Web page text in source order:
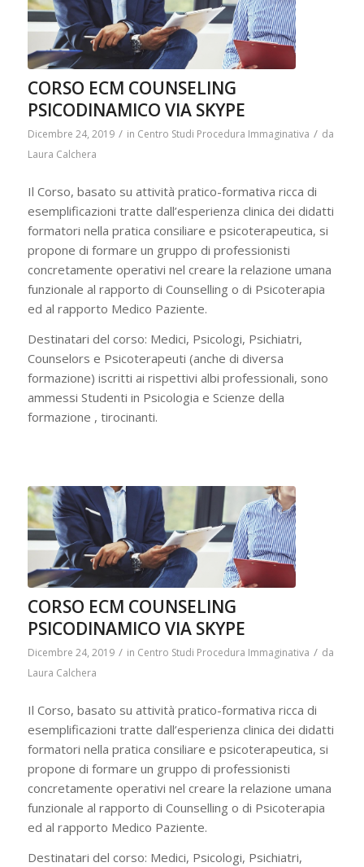
CORSO ECM COUNSELING
PSICODINAMICO VIA SKYPE
Dicembre 24, 2019 / in Centro Studi Procedura Immaginativa / da
Laura Calchera
Il Corso, basato su attività pratico-formativa ricca di
esemplificazioni tratte dall’esperienza clinica dei didatti
formatori nella pratica consiliare e psicoterapeutica, si
propone di formare un gruppo di professionisti
concretamente operativi nel creare la relazione umana
funzionale al rapporto di Counselling o di Psicoterapia
ed al rapporto Medico Paziente.
Destinatari del corso: Medici, Psicologi, Psichiatri,
Counselors e Psicoterapeuti (anche di diversa
formazione) iscritti ai rispettivi albi professionali, sono
ammessi Studenti in Psicologia e Scienze della
formazione , tirocinanti.
CORSO ECM COUNSELING
PSICODINAMICO VIA SKYPE
Dicembre 24, 2019 / in Centro Studi Procedura Immaginativa / da
Laura Calchera
Il Corso, basato su attività pratico-formativa ricca di
esemplificazioni tratte dall’esperienza clinica dei didatti
formatori nella pratica consiliare e psicoterapeutica, si
propone di formare un gruppo di professionisti
concretamente operativi nel creare la relazione umana
funzionale al rapporto di Counselling o di Psicoterapia
ed al rapporto Medico Paziente.
Destinatari del corso: Medici, Psicologi, Psichiatri,